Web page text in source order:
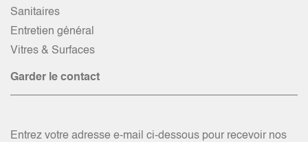
Sanitaires
Entretien général
Vitres & Surfaces
Garder le contact
Entrez votre adresse e-mail ci-dessous pour recevoir nos